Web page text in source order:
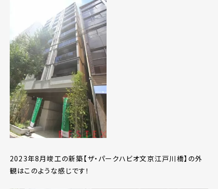
2023年8月竣工の新築【ザ・パークハビオ文京江戸川橋】の外
観はこのような感じです！